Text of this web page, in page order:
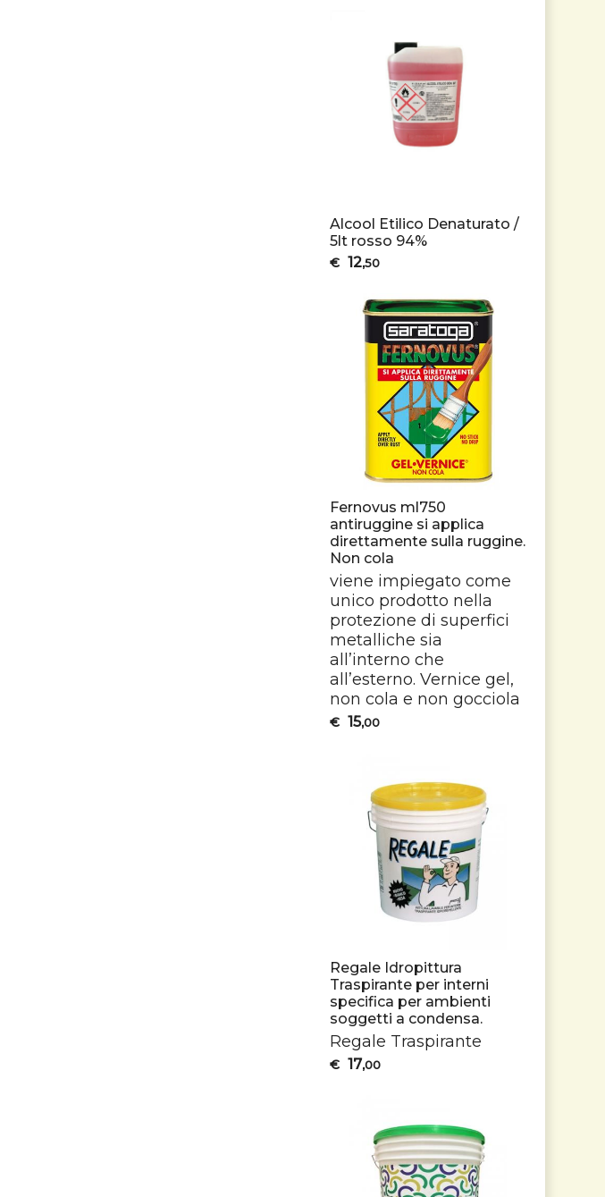
Alcool Etilico Denaturato /
5lt rosso 94%
€ 12,50
Fernovus ml750
antiruggine si applica
direttamente sulla ruggine.
Non cola
viene impiegato come
unico prodotto nella
protezione di superfici
metalliche sia
all’interno che
all’esterno. Vernice gel,
non cola e non gocciola
€ 15,00
Regale Idropittura
Traspirante per interni
specifica per ambienti
soggetti a condensa.
Regale Traspirante
€ 17,00